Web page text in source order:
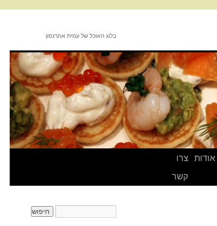
בלוג האוכל של עמית אהרנסון
אודות
צרו
קשר